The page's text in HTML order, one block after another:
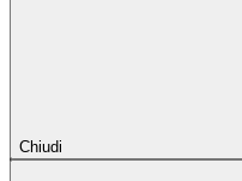
Chiudi